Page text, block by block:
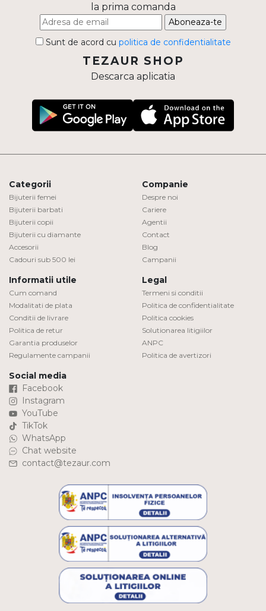
la prima comanda
Aboneaza-te
Sunt de acord cu politica de confidentialitate
TEZAUR SHOP
Descarca aplicatia
Categorii
Bijuterii femei
Bijuterii barbati
Bijuterii copii
Bijuterii cu diamante
Accesorii
Cadouri sub 500 lei
Companie
Despre noi
Cariere
Agentii
Contact
Blog
Campanii
Informatii utile
Cum comand
Modalitati de plata
Conditii de livrare
Politica de retur
Garantia produselor
Regulamente campanii
Legal
Termeni si conditii
Politica de confidentialitate
Politica cookies
Solutionarea litigiilor
ANPC
Politica de avertizori
Social media
Facebook
Instagram
YouTube
TikTok
WhatsApp
Chat website
contact@tezaur.com